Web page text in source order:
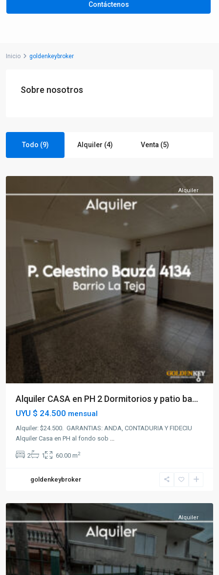
Contáctenos
Inicio goldenkeybroker
Sobre nosotros
Todo (9) Alquiler (4) Venta (5)
Alquiler
Alquiler CASA en PH 2 Dormitorios y patio ba...
UYU $ 24.500 mensual
Alquiler: $24.500. GARANTIAS: ANDA, CONTADURIA Y FIDECIU
Alquiler Casa en PH al fondo sob ...
2 1 60.00 m2
goldenkeybroker
Alquiler